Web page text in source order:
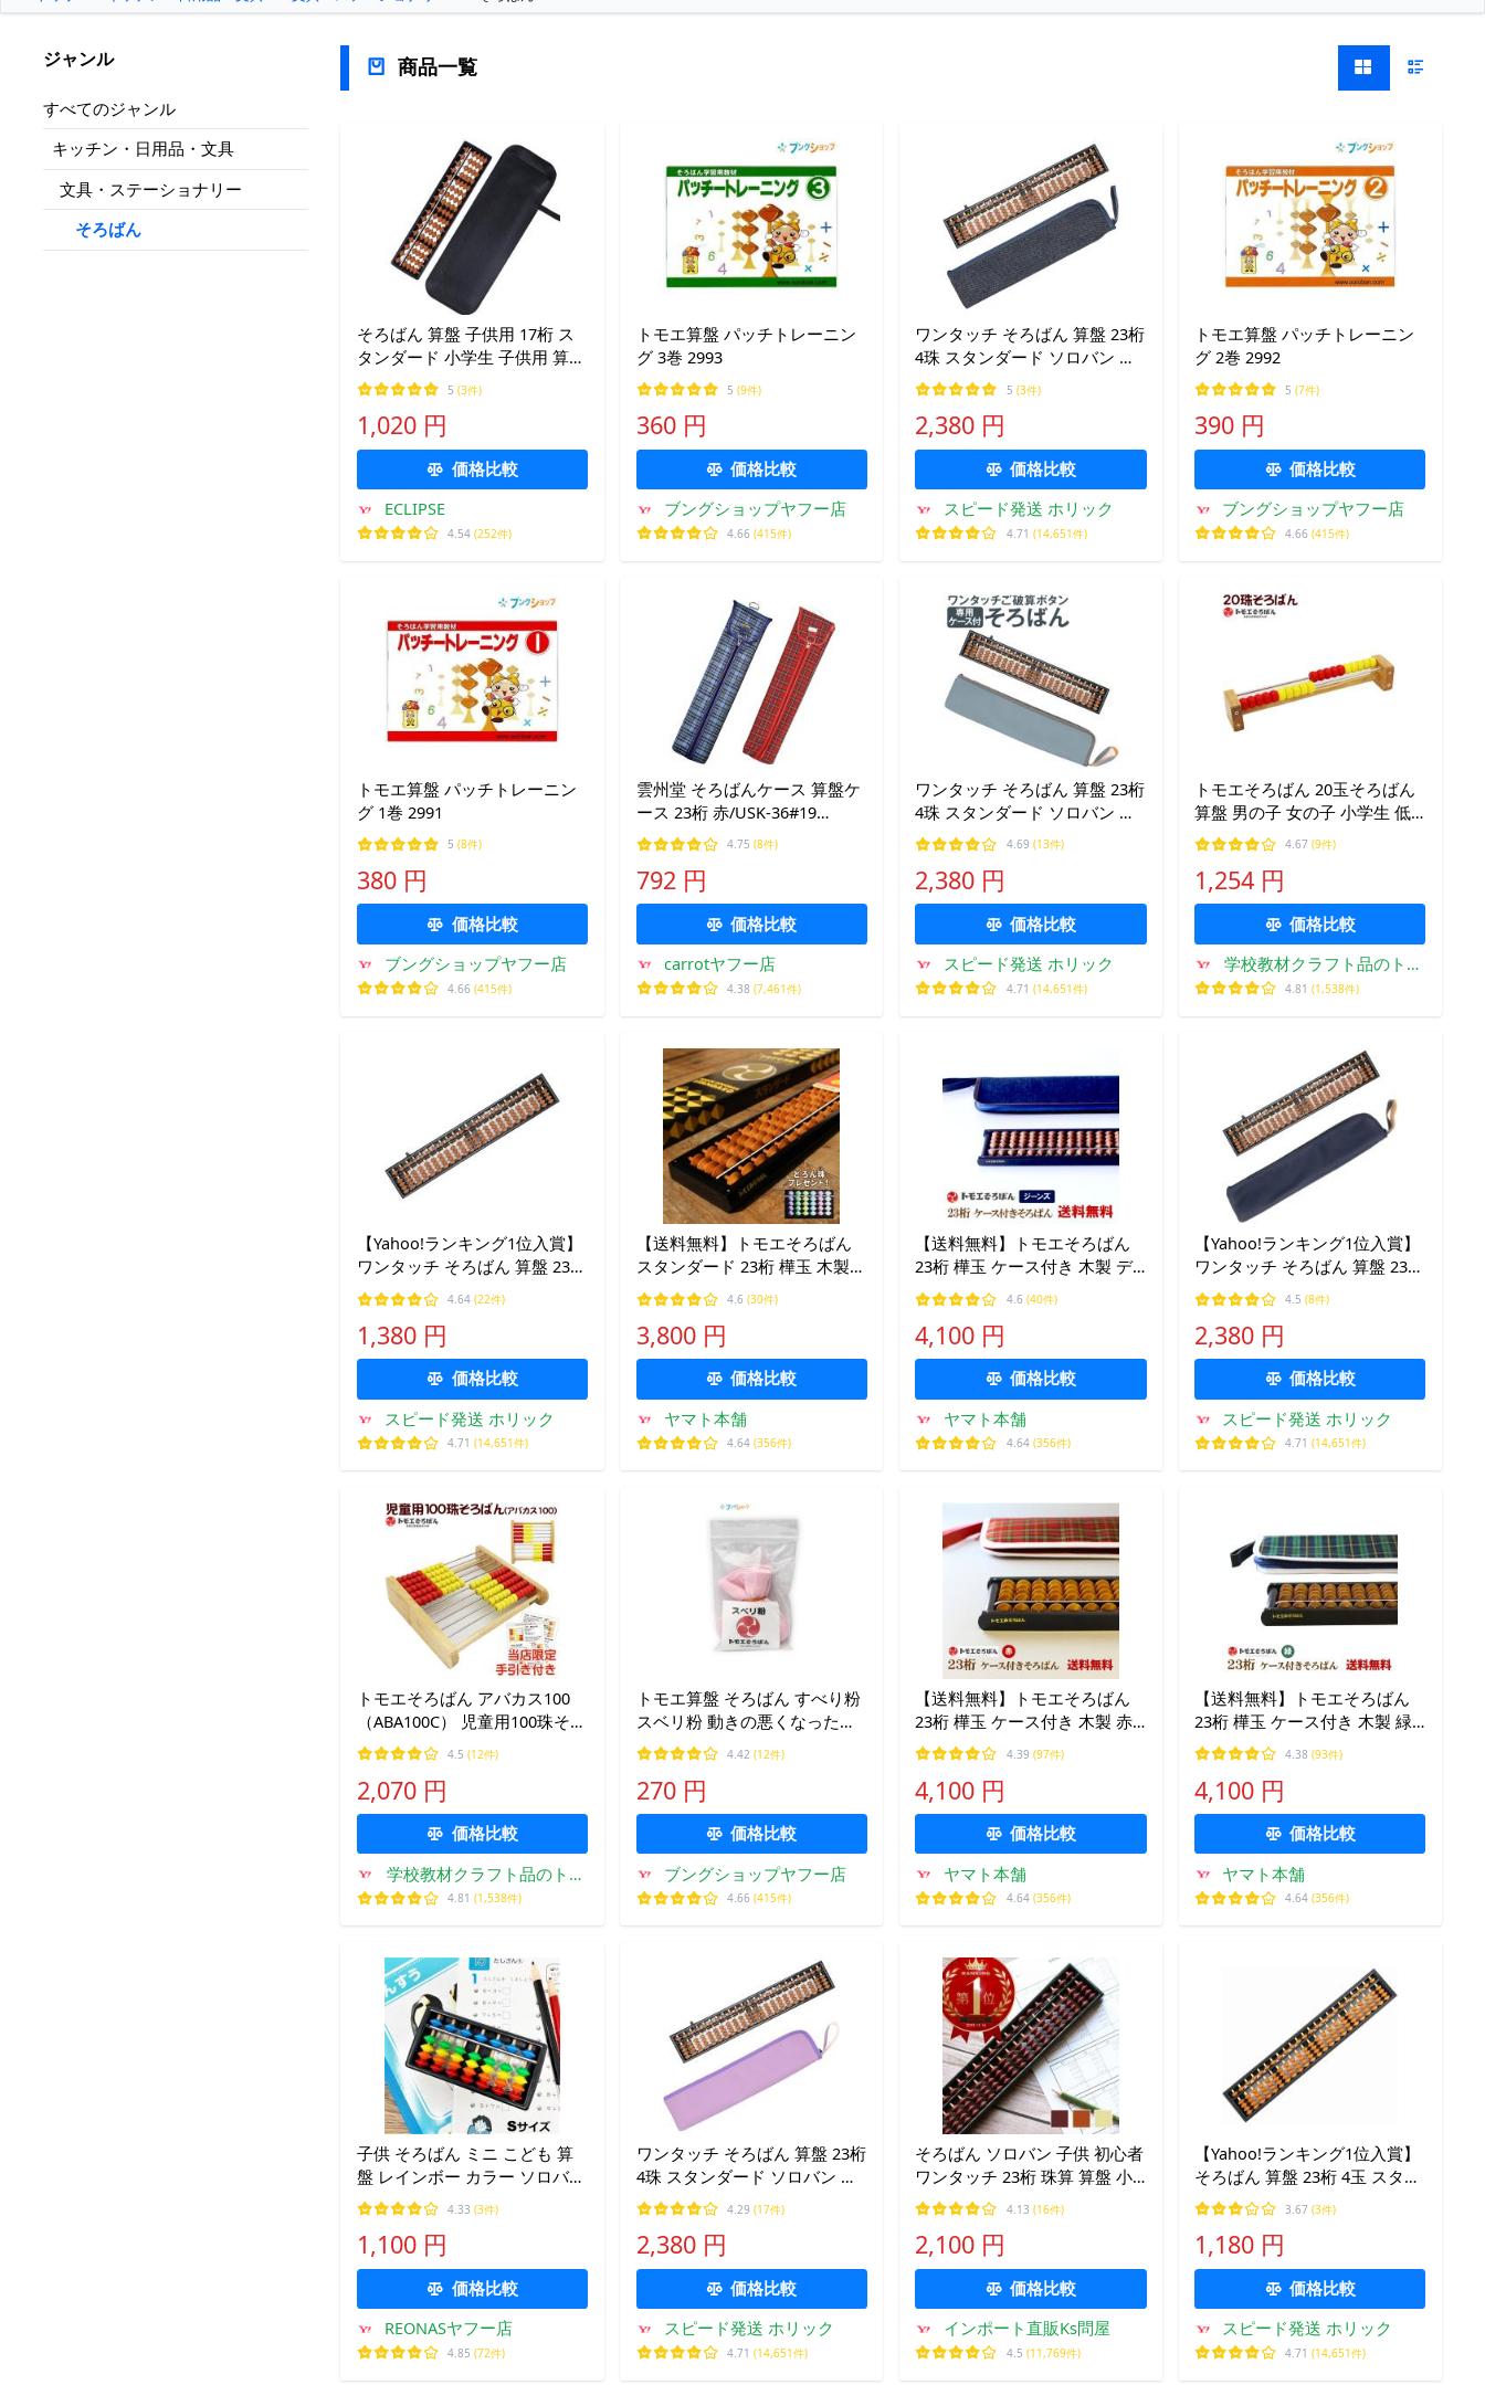
ジャンル
すべてのジャンル
キッチン・日用品・文具
文具・ステーショナリー
そろばん
商品一覧
そろばん 算盤 子供用 17桁 ス
タンダード 小学生 子供用 算数
学習 暗算?ケース付き
5 (3件)
1,020 円
価格比較
ECLIPSE
4.54 (252件)
トモエ算盤 パッチトレーニン
グ 3巻 2993
5 (9件)
360 円
価格比較
ブングショップヤフー店
4.66 (415件)
ワンタッチ そろばん 算盤 23桁
4珠 スタンダード ソロバン 小
学生 算数 学習 暗算 本体 + (本
体 + 専用ケース デニム地)
5 (3件)
2,380 円
価格比較
スピード発送 ホリック
4.71 (14,651件)
トモエ算盤 パッチトレーニン
グ 2巻 2992
5 (7件)
390 円
価格比較
ブングショップヤフー店
4.66 (415件)
トモエ算盤 パッチトレーニン
グ 1巻 2991
5 (8件)
380 円
価格比較
ブングショップヤフー店
4.66 (415件)
雲州堂 そろばんケース 算盤ケ
ース 23桁 赤/USK-36#19
青/USK-36＃36 チェック柄 男
の子 女の子 知育 学習
4.75 (8件)
792 円
価格比較
carrotヤフー店
4.38 (7,461件)
ワンタッチ そろばん 算盤 23桁
4珠 スタンダード ソロバン 小
学生 算数 学習 暗算 本体 +(本
体 + 専用ケース 新橋色)
4.69 (13件)
2,380 円
価格比較
スピード発送 ホリック
4.71 (14,651件)
トモエそろばん 20玉そろばん
算盤 男の子 女の子 小学生 低
学年 高学年 子供 幼児 大人
4.67 (9件)
1,254 円
価格比較
学校教材クラフト品のトー
ヨー教材
4.81 (1,538件)
【Yahoo!ランキング1位入賞】
ワンタッチ そろばん 算盤 23桁
4珠 スタンダード ソロバン 小
学生 (本体 + お手入れ用クロス)
4.64 (22件)
1,380 円
価格比較
スピード発送 ホリック
4.71 (14,651件)
【送料無料】トモエそろばん
スタンダード 23桁 樺玉 木製
ソロバン トモエ算盤 算盤 珠算
暗算 算数 教材 塾 そろばん教
室 小学生 低学年 子供 こども
入学祝い
4.6 (30件)
3,800 円
価格比較
ヤマト本舗
4.64(356件)
【送料無料】トモエそろばん
23桁 樺玉 ケース付き 木製 デ
ニム ジーンズ トモエ算盤 計算
教材 学校 小学生男の子 女の子
プレゼント ストレート枠
4.6 (40件)
4,100 円
価格比較
ヤマト本舗
4.64(356件)
【Yahoo!ランキング1位入賞】
ワンタッチ そろばん 算盤 23桁
4珠 スタンダード ソロバン 小
学生 (本体 + 専用ケース 紺)
4.5 (8件)
2,380 円
価格比較
スピード発送 ホリック
4.71 (14,651件)
トモエそろばん アバカス100
（ABA100C） 児童用100珠そろ
ばん 100玉そろばん 児童用百
玉算盤 入学祝い
4.5 (12件)
2,070 円
価格比較
学校教材クラフト品のトー
ヨー教材
4.81 (1,538件)
トモエ算盤 そろばん すべり粉
スベリ粉 動きの悪くなったそ
ろばんに効果的 そろばんの動
きがスムーズ なめらかなそろ
ばんの動き メンテナンス お手
入れ
4.42 (12件)
270 円
価格比較
ブングショップヤフー店
4.66 (415件)
【送料無料】トモエそろばん
23桁 樺玉 ケース付き 木製 赤
チェック そろばんケース トモ
エ算盤 計算 教材 学校 小学生
低学年 女の子 プレゼント スト
レート枠
4.39 (97件)
4,100 円
価格比較
ヤマト本舗
4.64(356件)
【送料無料】トモエそろばん
23桁 樺玉 ケース付き 木製 緑
チェック そろばんケース トモ
エ算盤 算盤 学校 小学生 低学
年 男の子 女の子 入学祝い ス
トレート枠
4.38 (93件)
4,100 円
価格比較
ヤマト本舗
4.64 (356件)
子供 そろばん ミニ こども 算
盤 レインボー カラー ソロバン
S/M 家庭学習 計算 幼児 こども
用 初心者用 小学生
4.33 (3件)
1,100 円
価格比較
REONASヤフー店
4.85 (72件)
ワンタッチ そろばん 算盤 23桁
4珠 スタンダード ソロバン 小
学生 算数 学習 暗算 本体 + 薄
紫 (本体 + 専用ケース 薄紫)
4.29 (17件)
2,380 円
価格比較
スピード発送 ホリック
4.71 (14,651件)
そろばん ソロバン 子供 初心者
ワンタッチ 23桁 珠算 算盤 小
学生 男の子 女の子 ご破算 入
門 爆買
4.13 (16件)
2,100 円
価格比較
インポート直販Ks問屋
4.5 (11,769件)
【Yahoo!ランキング1位入賞】
そろばん 算盤 23桁 4玉 スタン
ダード ソロバン 小学生 算数
学習 (本体 + お手入れ用クロス)
3.67 (3件)
1,180 円
価格比較
スピード発送 ホリック
4.71 (14,651件)